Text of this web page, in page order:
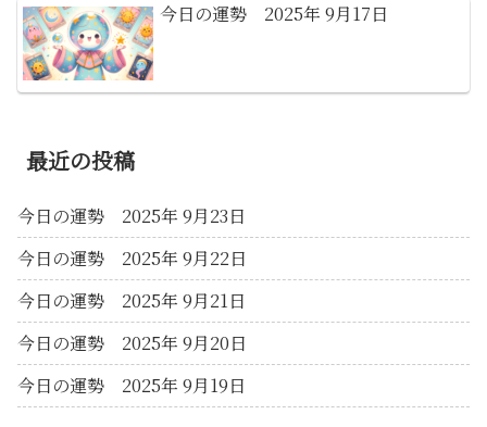
今日の運勢 2025年 9月17日
最近の投稿
今日の運勢 2025年 9月23日
今日の運勢 2025年 9月22日
今日の運勢 2025年 9月21日
今日の運勢 2025年 9月20日
今日の運勢 2025年 9月19日